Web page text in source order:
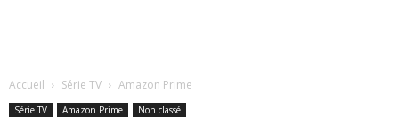
Accueil Série TV Amazon Prime
Série TV Amazon Prime Non classé